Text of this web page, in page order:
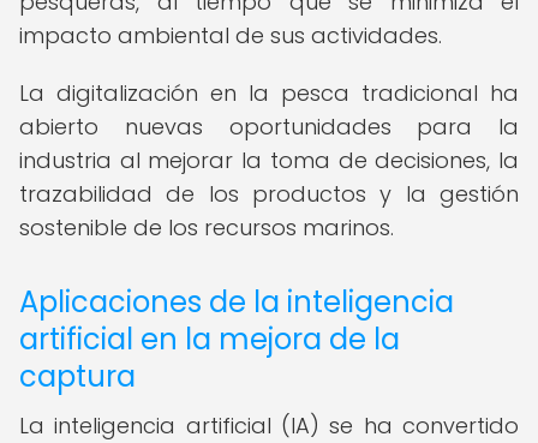
impacto ambiental de sus actividades.
La digitalización en la pesca tradicional ha
abierto nuevas oportunidades para la
industria al mejorar la toma de decisiones, la
trazabilidad de los productos y la gestión
sostenible de los recursos marinos.
Aplicaciones de la inteligencia
artificial en la mejora de la
captura
La inteligencia artificial (IA) se ha convertido